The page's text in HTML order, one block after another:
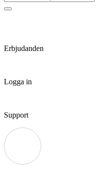
Erbjudanden
Logga in
Support